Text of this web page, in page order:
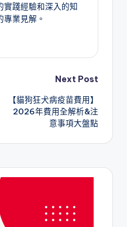
實踐經驗和深入的知
業見解。
Next Post
【貓狗狂犬病疫苗費用】
2026年費用全解析&注
意事項大盤點